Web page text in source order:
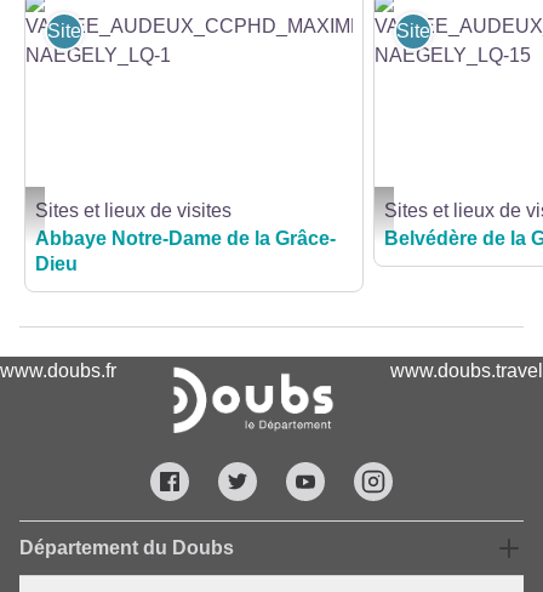
VALLEE_AUDEUX_CCPHD_MAXIME-NAEGELY_LQ-1 -
Sites et lieux de visites
Sites et lieux de visites
Abbaye Notre-Dame de la Grâce-
Dieu
Sites et lieux de
Sites et lieux de
Belvédère de la
www.doubs.fr www.doubs.travel
Département du Doubs